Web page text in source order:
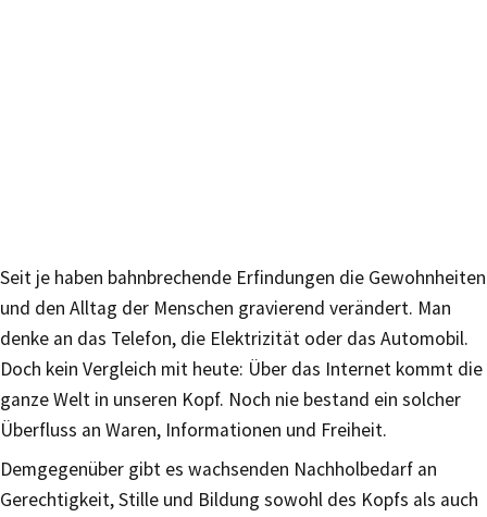
Seit je haben bahnbrechende Erfindungen die Gewohnheiten
und den Alltag der Menschen gravierend verändert. Man
denke an das Telefon, die Elektrizität oder das Automobil.
Doch kein Vergleich mit heute: Über das Internet kommt die
ganze Welt in unseren Kopf. Noch nie bestand ein solcher
Überfluss an Waren, Informationen und Freiheit.
Demgegenüber gibt es wachsenden Nachholbedarf an
Gerechtigkeit, Stille und Bildung sowohl des Kopfs als auch